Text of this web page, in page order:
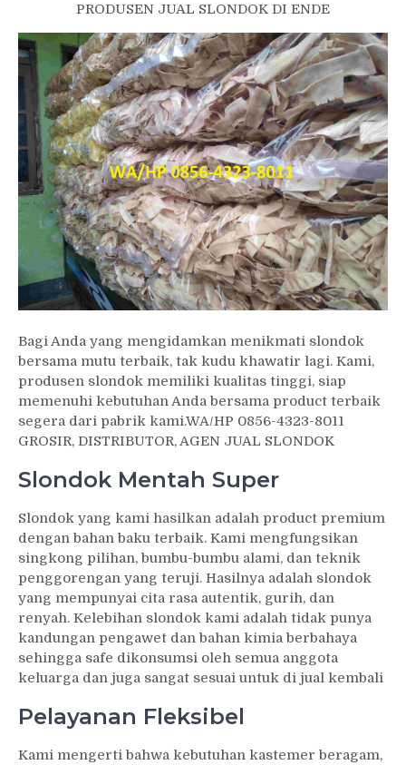
PRODUSEN JUAL SLONDOK DI ENDE
Bagi Anda yang mengidamkan menikmati slondok
bersama mutu terbaik, tak kudu khawatir lagi. Kami,
produsen slondok memiliki kualitas tinggi, siap
memenuhi kebutuhan Anda bersama product terbaik
segera dari pabrik kami.WA/HP 0856-4323-8011
GROSIR, DISTRIBUTOR, AGEN JUAL SLONDOK
Slondok Mentah Super
Slondok yang kami hasilkan adalah product premium
dengan bahan baku terbaik. Kami mengfungsikan
singkong pilihan, bumbu-bumbu alami, dan teknik
penggorengan yang teruji. Hasilnya adalah slondok
yang mempunyai cita rasa autentik, gurih, dan
renyah. Kelebihan slondok kami adalah tidak punya
kandungan pengawet dan bahan kimia berbahaya
sehingga safe dikonsumsi oleh semua anggota
keluarga dan juga sangat sesuai untuk di jual kembali
Pelayanan Fleksibel
Kami mengerti bahwa kebutuhan kastemer beragam,